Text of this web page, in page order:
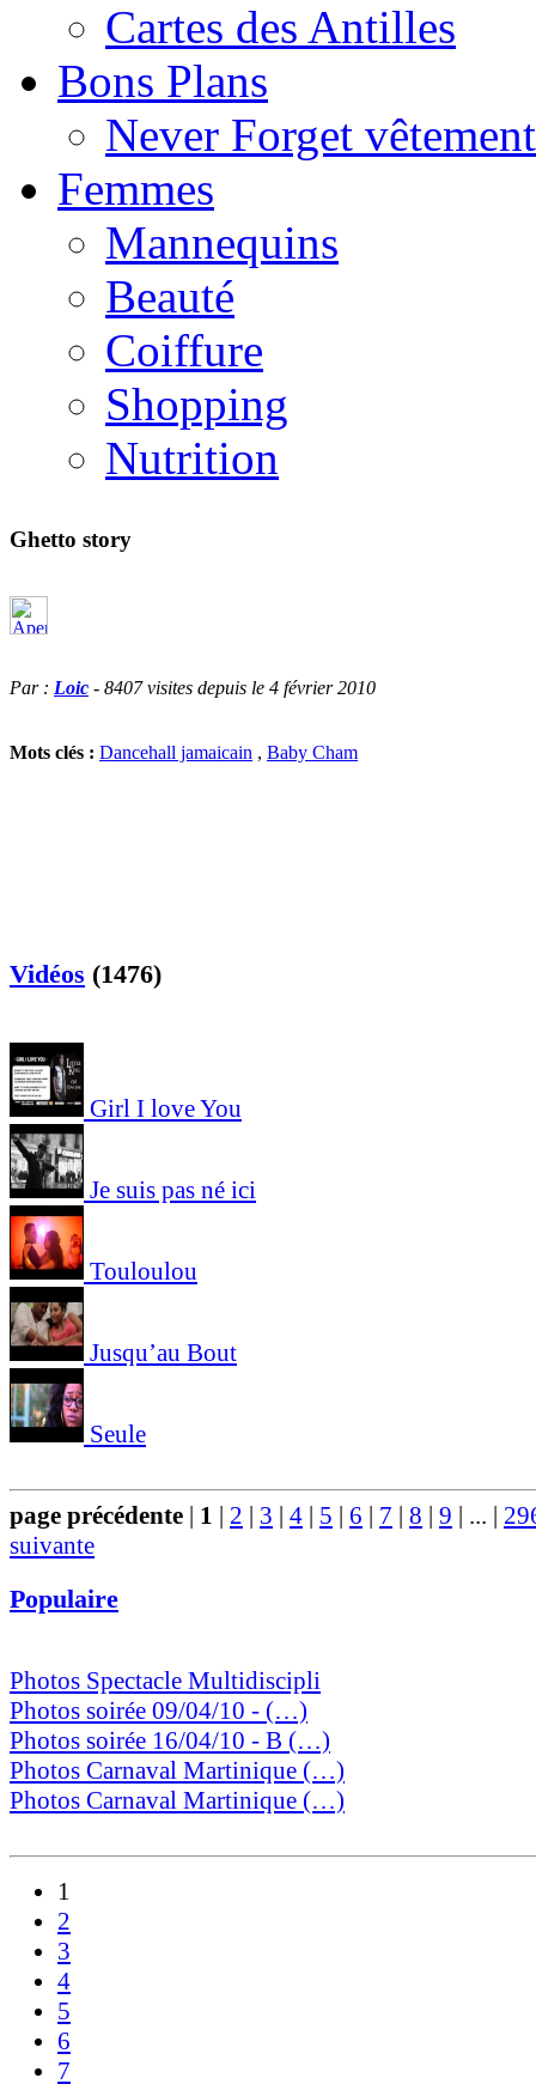
Cartes des Antilles
Bons Plans
Never Forget
Femmes
Mannequins
Beauté
Coiffure
Shopping
Nutrition
Ghetto story
Par : Loic - 8407 visites depuis le 4 février 2010
Mots clés : Dancehall jamaicain , Baby Cham
Vidéos (1476)
Girl I love You
Je suis pas né ici
Touloulou
Jusqu’au Bout
Seule
page précédente | 1 | 2 | 3 | 4 | 5 | 6 | 7 | 8 | 9 | ... |
suivante
Populaire
Photos Spectacle Multidiscipli
Photos soirée 09/04/10 - (…)
Photos soirée 16/04/10 - B (…)
Photos Carnaval Martinique (…)
Photos Carnaval Martinique (…)
1
2
3
4
5
6
7